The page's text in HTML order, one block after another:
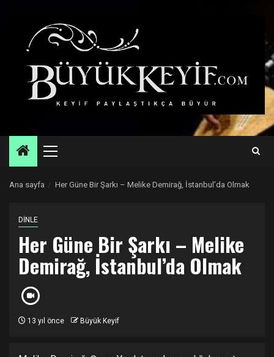
Primary
Ana sayfa Her Güne Bir Şarkı – Melike Demirağ, İstanbul’da Olmak
DİNLE
Her Güne Bir Şarkı – Melike
Demirağ, İstanbul’da Olmak
13 yıl önce Büyük Keyif